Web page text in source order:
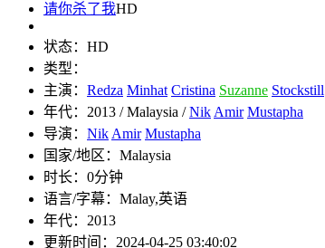
请你杀了我HD
状态： HD
类型：
主演： Redza Minhat Cristina Suzanne Stockstill
年代： 2013 / Malaysia /NikAmir Mustapha
导演： NikAmir Mustapha
国家/地区： Malaysia
时长： 0分钟
语言/字幕： Malay,英语
年代： 2013
更新时间： 2024-04-25 03:40:02